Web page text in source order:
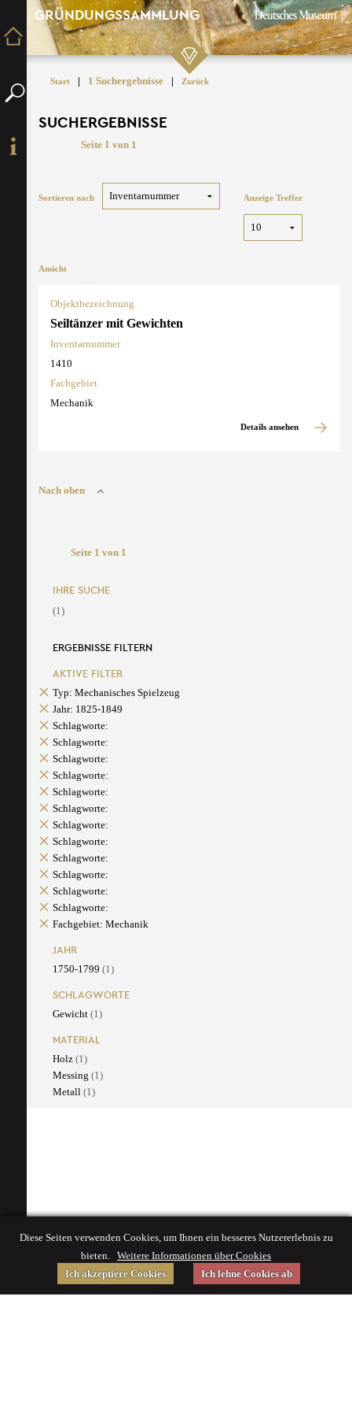
GRÜNDUNGSSAMMLUNG
Start | 1 Suchergebnisse | Zurück
SUCHERGEBNISSE
Seite 1 von 1
Sortieren nach Anzeige Treffer
Ansicht
Objektbezeichnung
Seiltänzer mit Gewichten
Inventarnummer
1410
Fachgebiet
Mechanik
Details ansehen
Nach oben
Seite 1 von 1
IHRE SUCHE
(1)
ERGEBNISSE FILTERN
AKTIVE FILTER
Typ: Mechanisches Spielzeug
Jahr: 1825-1849
Schlagworte:
Schlagworte:
Schlagworte:
Schlagworte:
Schlagworte:
Schlagworte:
Schlagworte:
Schlagworte:
Schlagworte:
Schlagworte:
Schlagworte:
Schlagworte:
Fachgebiet: Mechanik
JAHR
1750-1799 (1)
SCHLAGWORTE
Gewicht (1)
MATERIAL
Holz (1)
Messing (1)
Metall (1)
Diese Seiten verwenden Cookies, um Ihnen ein besseres Nutzererlebnis zu
bieten. Weitere Informationen über Cookies
Ich akzeptiere Cookies
Ich lehne Cookies ab